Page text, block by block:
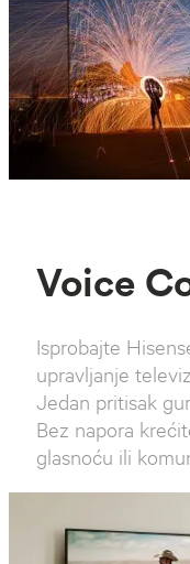
Voice
Isprobajte
upravljanje
Jedan pritisak
Bez napora
glasnoću ili